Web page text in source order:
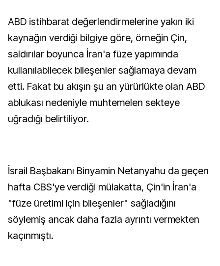
ABD istihbarat değerlendirmelerine yakın iki
kaynağın verdiği bilgiye göre, örneğin Çin,
saldırılar boyunca İran'a füze yapımında
kullanılabilecek bileşenler sağlamaya devam
etti. Fakat bu akışın şu an yürürlükte olan ABD
ablukası nedeniyle muhtemelen sekteye
uğradığı belirtiliyor.
İsrail Başbakanı Binyamin Netanyahu da geçen
hafta CBS'ye verdiği mülakatta, Çin'in İran'a
"füze üretimi için bileşenler" sağladığını
söylemiş ancak daha fazla ayrıntı vermekten
kaçınmıştı.